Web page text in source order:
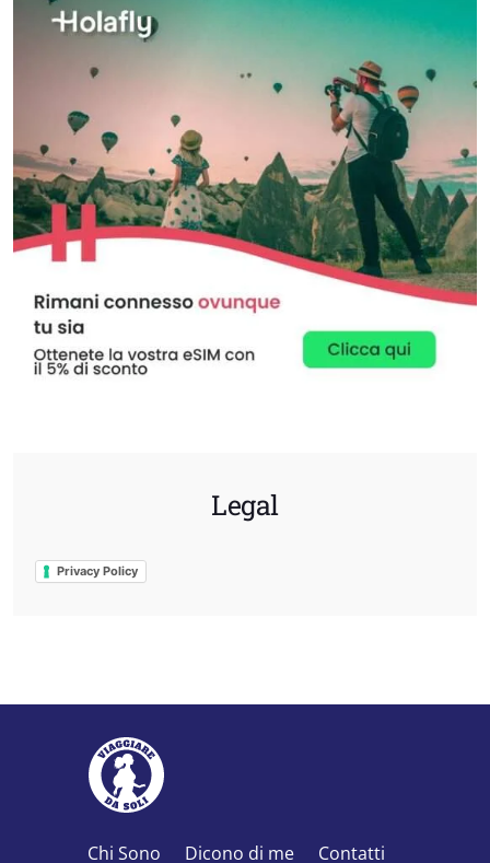
Legal
Privacy Policy
Chi Sono Dicono di me Contatti